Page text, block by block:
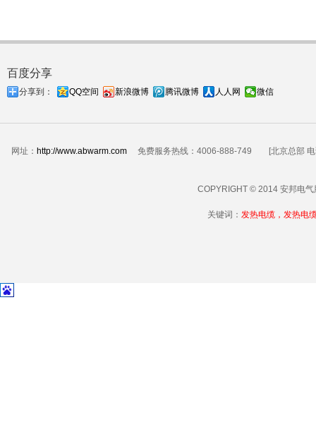
百度分享
分享到： QQ空间 新浪微博 腾讯微博 人人网 微信
网址： http://www.abwarm.com免费服务热线：4006-888-749 [北京总部 电
COPYRIGHT © 2014 安邦电气
关键词： 发热电缆，发热电